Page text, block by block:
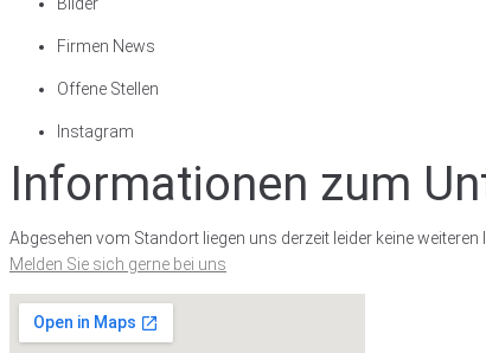
Firmen News
Offene Stellen
Instagram
Informationen zum
Abgesehen vom Standort liegen uns derzeit leider keine
Melden Sie sich gerne bei uns